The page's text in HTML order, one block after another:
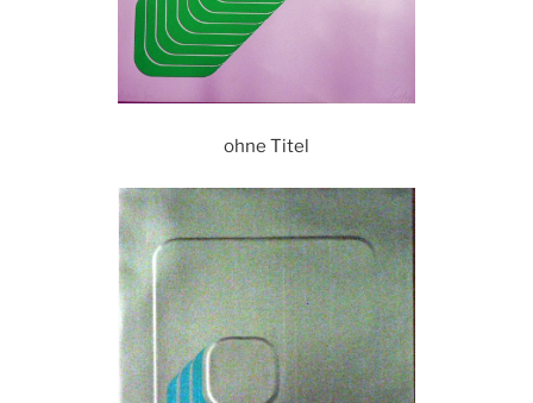
ohne Titel